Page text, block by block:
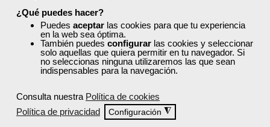
¿Qué puedes hacer?
Puedes aceptar las cookies para que tu experiencia
en la web sea óptima.
También puedes configurar las cookies y seleccionar
solo aquellas que quiera permitir en tu navegador. Si
no seleccionas ninguna utilizaremos las que sean
indispensables para la navegación.
Consulta nuestra Política de cookies
Política de privacidad
Configuración ◮